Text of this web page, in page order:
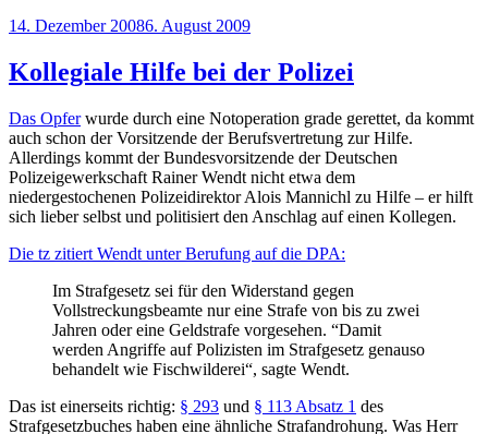
Veröffentlicht
14. Dezember 20086. August 2009
Kollegiale Hilfe bei der Polizei
Das Opferwurde durch eine Notoperation grade gerettet, da kommt
auch schon der Vorsitzende der Berufsvertretung zur Hilfe.
Allerdings kommt der Bundesvorsitzende der Deutschen
Polizeigewerkschaft Rainer Wendt nicht etwa dem
niedergestochenen Polizeidirektor Alois Mannichl zu Hilfe – er hilft
sich lieber selbst und politisiert den Anschlag auf einen Kollegen.
Die tz zitiert Wendt unter Berufung auf die DPA:
Im Strafgesetz sei für den Widerstand gegen
Vollstreckungsbeamte nur eine Strafe von bis zu zwei
Jahren oder eine Geldstrafe vorgesehen. “Damit
werden Angriffe auf Polizisten im Strafgesetz genauso
behandelt wie Fischwilderei“, sagte Wendt.
Das ist einerseits richtig: § 293 und § 113 Absatz 1 des
Strafgesetzbuches haben eine ähnliche Strafandrohung. Was Herr